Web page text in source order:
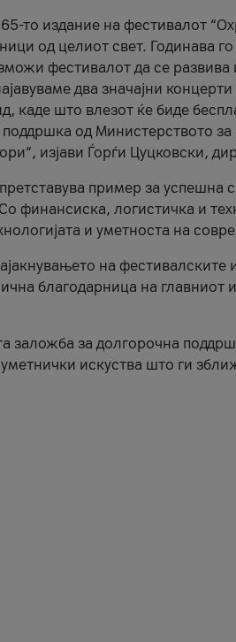
то издание на фестивалот
од целиот свет. Годинава
фестивалот да се
два значајни
каде што влезот ќе биде
од Министерството за
изјави Ѓорѓи Цуцковски,
пример за успешна
финансиска, логистичка и
и уметноста на
на фестивалските
благодарница на главниот
заложба за долгорочна
искуства што ги